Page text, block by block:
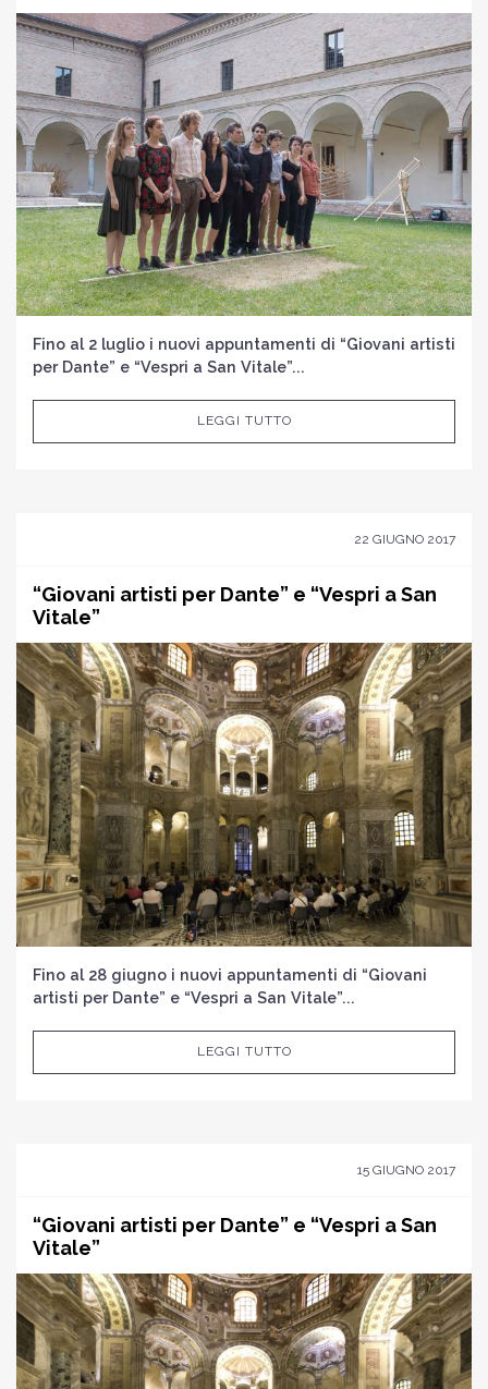
Fino al 2 luglio i nuovi appuntamenti di “Giovani artisti
per Dante” e “Vespri a San Vitale”...
LEGGI TUTTO
22 GIUGNO 2017
“Giovani artisti per Dante” e “Vespri a San
Vitale”
Fino al 28 giugno i nuovi appuntamenti di “Giovani
artisti per Dante” e “Vespri a San Vitale”...
LEGGI TUTTO
15 GIUGNO 2017
“Giovani artisti per Dante” e “Vespri a San
Vitale”